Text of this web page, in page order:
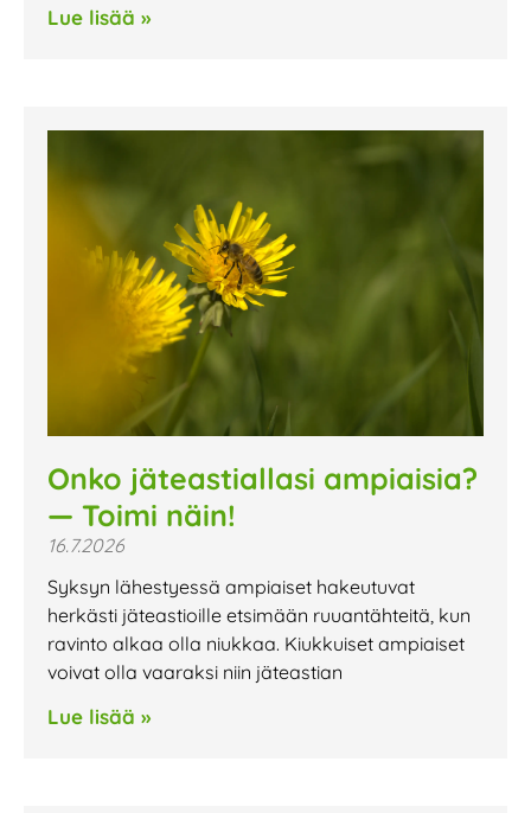
Lue lisää »
Onko jäteastiallasi ampiaisia?
— Toimi näin!
16.7.2026
Syksyn lähestyessä ampiaiset hakeutuvat
herkästi jäteastioille etsimään ruuantähteitä, kun
ravinto alkaa olla niukkaa. Kiukkuiset ampiaiset
voivat olla vaaraksi niin jäteastian
Lue lisää »